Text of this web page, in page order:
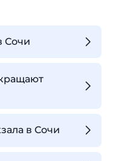
Сочи
в Сочи